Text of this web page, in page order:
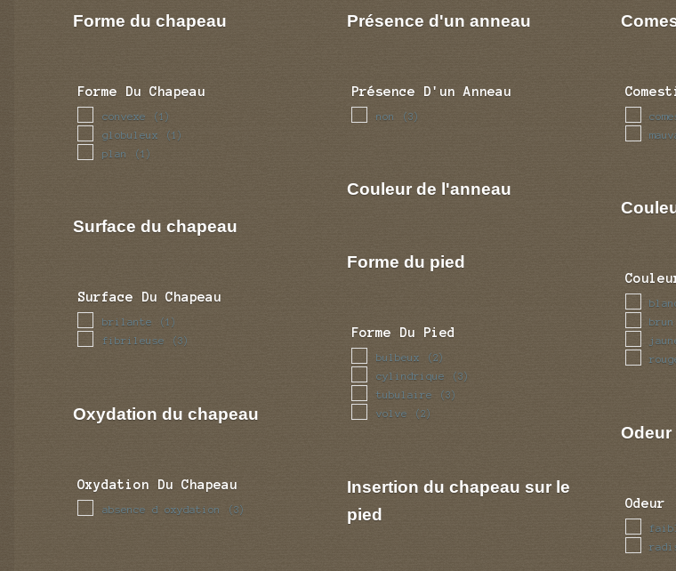
Forme du chapeau
Forme Du Chapeau
convexe (1)
globuleux (1)
plan (1)
Surface du chapeau
Surface Du Chapeau
brilante (1)
fibrileuse (3)
Oxydation du chapeau
Oxydation Du Chapeau
absence d oxydation (3)
Présence d'un anneau
Présence D'un Anneau
non (3)
Couleur de l'anneau
Forme du pied
Forme Du Pied
bulbeux (2)
cylindrique (3)
tubulaire (3)
volve (2)
Insertion du chapeau sur le
pied
brun
Odeur
Odeur